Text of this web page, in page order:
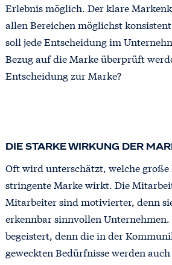
Erlebnis möglich. Der klare
allen Bereichen möglichst
soll jede Entscheidung im
Bezug auf die Marke überprüft
Entscheidung zur Marke?
DIE STARKE WIRKUNG DER
Oft wird unterschätzt, welche
stringente Marke wirkt. Die
Mitarbeiter sind motivierter, denn
erkennbar sinnvollen Unternehmen.
begeistert, denn die in der
geweckten Bedürfnisse werden